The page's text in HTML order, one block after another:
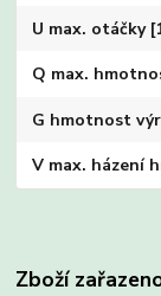
U max. otáčky
Q max.
G hmotnost
V max. házení
Zboží